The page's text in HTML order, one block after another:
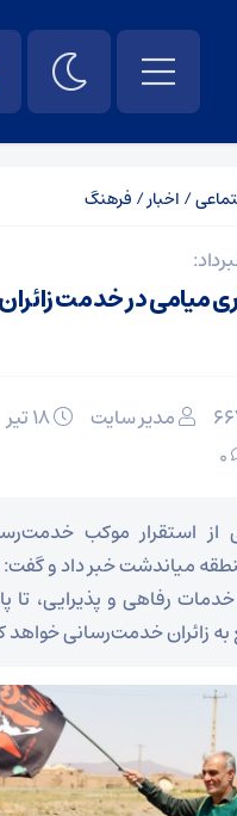
/ اخبار/ فرهنگ
داد:
میامی در خدمت زائران
مدیر سایت
۰
از استقرار موکب
میاندشت خبر داد و گفت:
رفاهی و پذیرایی، تا
زائران خدمت‌رسانی خواهد